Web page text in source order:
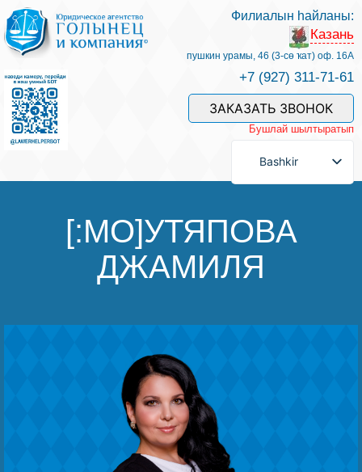
Беҙҙең белгестәр һәм хеҙмәттәр
Хеҙмәт хаҡын түләү
Һорау биреү
Видео тураһында беҙ
Филиалын һайланы:
Казань
пушкин урамы, 46 (3-сө ҡат) оф. 16А
+7 (927) 311-71-61
ЗАКАЗАТЬ ЗВОНОК
Бушлай шылтыратып
Bashkir
[:MO]УТЯПОВА
ДЖАМИЛЯ